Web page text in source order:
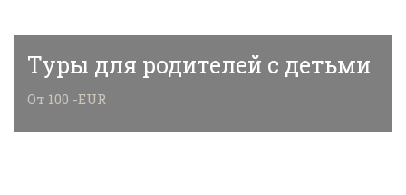
Туры для родителей с детьми
От 100 -EUR